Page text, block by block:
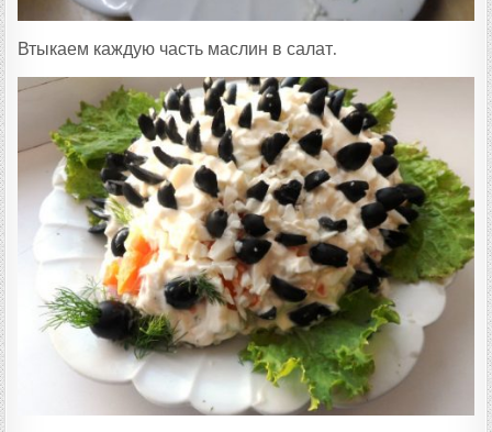
Втыкаем каждую часть маслин в салат.